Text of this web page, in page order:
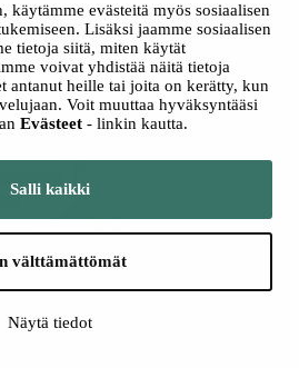
evästeitä myös sosiaalisen
Lisäksi jaamme sosiaalisen
tietoja siitä, miten käytät
voivat yhdistää näitä tietoja
antanut heille tai joita on kerätty, kun
Voit muuttaa hyväksyntääsi
Evästeet - linkin kautta.
Salli kaikki
välttämättömät
Näytä tiedot
Ylöjärvellä. Päivitä
mukaiseksi!